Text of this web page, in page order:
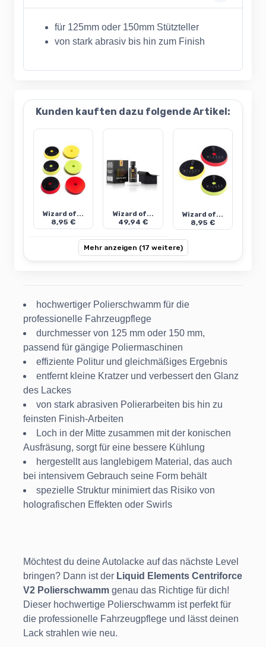
für 125mm oder 150mm Stützteller
von stark abrasiv bis hin zum Finish
Kunden kauften dazu folgende Artikel:
Wizard of...
8,95 €
Wizard of...
49,94 €
Wizard of...
8,95 €
Mehr anzeigen (17 weitere)
hochwertiger Polierschwamm für die
professionelle Fahrzeugpflege
durchmesser von 125 mm oder 150 mm,
passend für gängige Poliermaschinen
effiziente Politur und gleichmäßiges Ergebnis
entfernt kleine Kratzer und verbessert den Glanz
des Lackes
von stark abrasiven Polierarbeiten bis hin zu
feinsten Finish-Arbeiten
Loch in der Mitte zusammen mit der konischen
Ausfräsung, sorgt für eine bessere Kühlung
hergestellt aus langlebigem Material, das auch
bei intensivem Gebrauch seine Form behält
spezielle Struktur minimiert das Risiko von
holografischen Effekten oder Swirls
Möchtest du deine Autolacke auf das nächste Level
bringen? Dann ist der Liquid Elements Centriforce
V2 Polierschwamm genau das Richtige für dich!
Dieser hochwertige Polierschwamm ist perfekt für
die professionelle Fahrzeugpflege und lässt deinen
Lack strahlen wie neu.